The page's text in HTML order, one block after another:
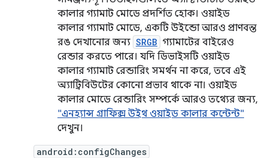
কালার গ্যামাট মোডে প্রদর্শিত হোক। ওয়াইড
কালার গ্যামাট মোডে, একটি উইন্ডো আরও প্রাণবন্ত
রঙ দেখানোর জন্য SRGB গ্যামাটের বাইরেও
রেন্ডার করতে পারে। যদি ডিভাইসটি ওয়াইড
কালার গ্যামাট রেন্ডারিং সমর্থন না করে, তবে এই
অ্যাট্রিবিউটের কোনো প্রভাব থাকে না। ওয়াইড
কালার মোডে রেন্ডারিং সম্পর্কে আরও তথ্যের জন্য,
"এনহ্যান্স গ্রাফিক্স উইথ ওয়াইড কালার কন্টেন্ট"
দেখুন।
android:configChanges